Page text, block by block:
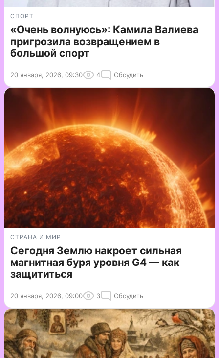
СПОРТ
«Очень волнуюсь»: Камила Валиева
пригрозила возвращением в
большой спорт
20 января, 2026, 09:30 4 Обсудить
СТРАНА И МИР
Сегодня Землю накроет сильная
магнитная буря уровня G4 — как
защититься
20 января, 2026, 09:00 3 Обсудить